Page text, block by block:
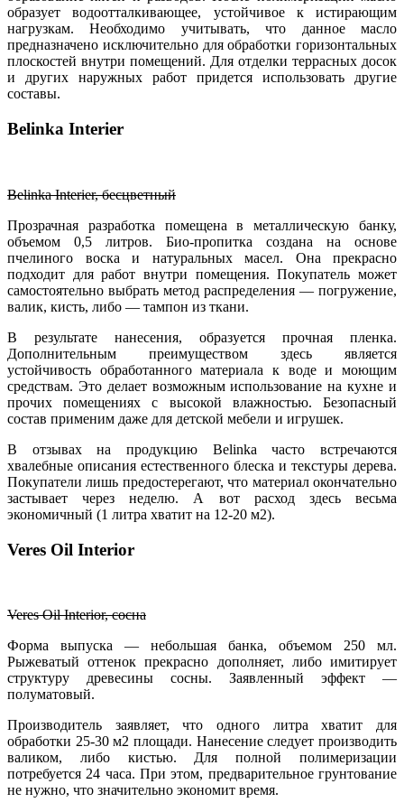
образует водоотталкивающее, устойчивое к истирающим
нагрузкам. Необходимо учитывать, что данное масло
предназначено исключительно для обработки горизонтальных
плоскостей внутри помещений. Для отделки террасных досок
и других наружных работ придется использовать другие
составы.
Belinka Interier
Belinka Interier, бесцветный
Прозрачная разработка помещена в металлическую банку,
объемом 0,5 литров. Био-пропитка создана на основе
пчелиного воска и натуральных масел. Она прекрасно
подходит для работ внутри помещения. Покупатель может
самостоятельно выбрать метод распределения — погружение,
валик, кисть, либо — тампон из ткани.
В результате нанесения, образуется прочная пленка.
Дополнительным преимуществом здесь является
устойчивость обработанного материала к воде и моющим
средствам. Это делает возможным использование на кухне и
прочих помещениях с высокой влажностью. Безопасный
состав применим даже для детской мебели и игрушек.
В отзывах на продукцию Belinka часто встречаются
хвалебные описания естественного блеска и текстуры дерева.
Покупатели лишь предостерегают, что материал окончательно
застывает через неделю. А вот расход здесь весьма
экономичный (1 литра хватит на 12-20 м2).
Veres Oil Interior
Veres Oil Interior, сосна
Форма выпуска — небольшая банка, объемом 250 мл.
Рыжеватый оттенок прекрасно дополняет, либо имитирует
структуру древесины сосны. Заявленный эффект —
полуматовый.
Производитель заявляет, что одного литра хватит для
обработки 25-30 м2 площади. Нанесение следует производить
валиком, либо кистью. Для полной полимеризации
потребуется 24 часа. При этом, предварительное грунтование
не нужно, что значительно экономит время.